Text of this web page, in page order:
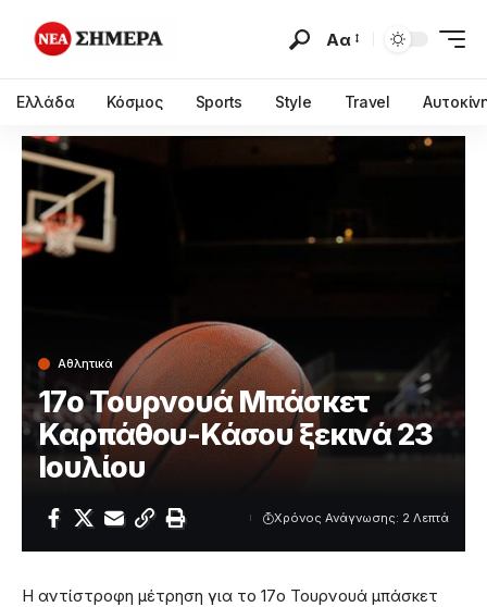
Αα
Ελλάδα Κόσμος Sports Style Travel
Αθλητικά
17ο Τουρνουά Μπάσκετ
Καρπάθου-Κάσου ξεκινά 23
Ιουλίου
Χρόνος Ανάγνωσης: 2 Λεπτά
Η αντίστροφη μέτρηση για το 17ο Τουρνουά μπάσκετ